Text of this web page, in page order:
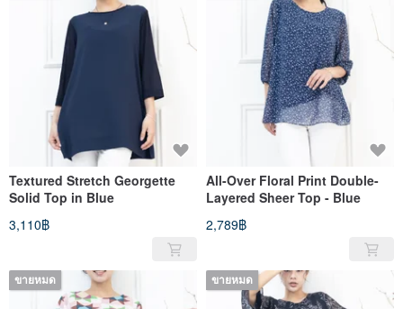
Textured Stretch Georgette
Solid Top in Blue
3,110฿
All-Over Floral Print Double-
Layered Sheer Top - Blue
2,789฿
ขายหมด ขายหมด